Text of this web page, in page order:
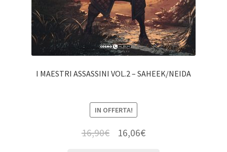
I MAESTRI ASSASSINI VOL.2 – SAHEEK/NEIDA
IN OFFERTA!
16,90€ 16,06€